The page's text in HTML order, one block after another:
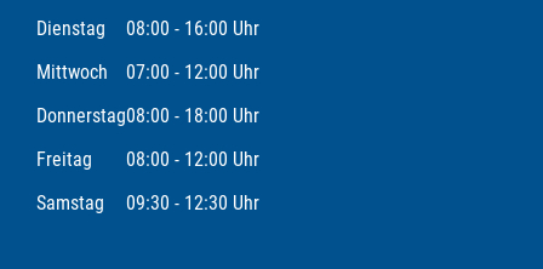
Dienstag
08:00 - 16:00 Uhr
Mittwoch
07:00 - 12:00 Uhr
Donnerstag08:00 - 18:00 Uhr
Freitag
08:00 - 12:00 Uhr
Samstag
09:30 - 12:30 Uhr